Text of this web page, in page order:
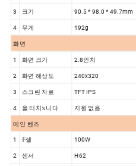
3
크기
90.5 * 98.0 * 49.7mm
4
무게 192g
화면
1
화면 크기
2.8인치
2
화면 해상도
240x320
3
스크린 자료
TFT IPS
4
을 터치𝕩니다 지원 없음
메인 렌즈
1
𝔽셀 100W
2 센서
H62